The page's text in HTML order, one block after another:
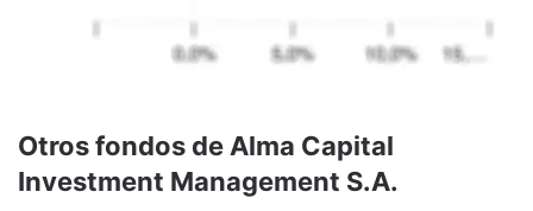
Otros fondos de Alma Capital
Investment Management S.A.